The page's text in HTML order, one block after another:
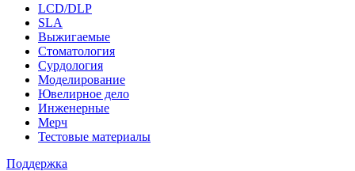
LCD/DLP
SLA
Выжигаемые
Стоматология
Сурдология
Моделирование
Ювелирное дело
Инженерные
Мерч
Тестовые материалы
Поддержка